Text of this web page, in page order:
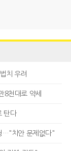
치 우려
8천대로 약세
탄다
…"치안 문제없다"